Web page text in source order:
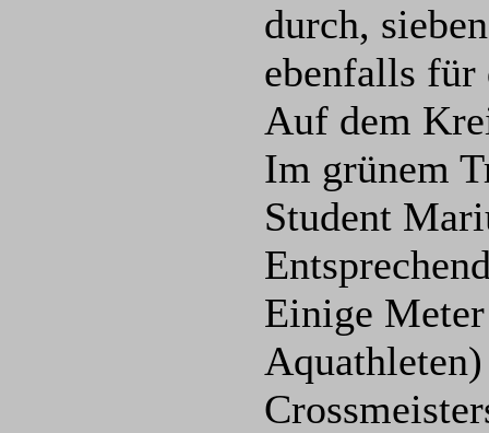
durch,
ebenfalls für
Auf dem
Im grünem
Student
Einige